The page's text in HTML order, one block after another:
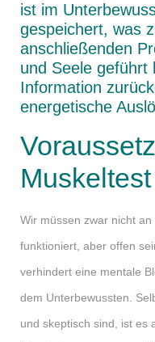
ist im
gespeichert, was
anschließenden
und Seele geführt
Information
energetische
Muskeltest
Wir müssen zwar nicht
funktioniert, aber offen
verhindert eine mentale
dem Unterbewussten.
und skeptisch sind, ist es